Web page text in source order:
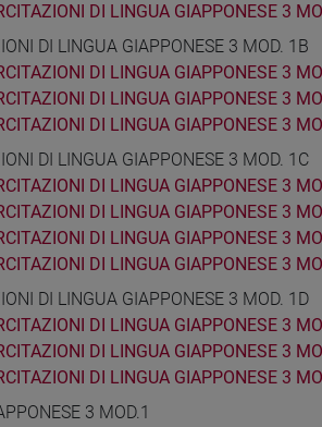
DI LINGUA GIAPPONESE 3
DI LINGUA GIAPPONESE 3 MOD. 1B
DI LINGUA GIAPPONESE 3
DI LINGUA GIAPPONESE 3
DI LINGUA GIAPPONESE 3
DI LINGUA GIAPPONESE 3 MOD. 1C
DI LINGUA GIAPPONESE 3
DI LINGUA GIAPPONESE 3
DI LINGUA GIAPPONESE 3
DI LINGUA GIAPPONESE 3
DI LINGUA GIAPPONESE 3 MOD. 1D
DI LINGUA GIAPPONESE 3
DI LINGUA GIAPPONESE 3
DI LINGUA GIAPPONESE 3
3 MOD.1